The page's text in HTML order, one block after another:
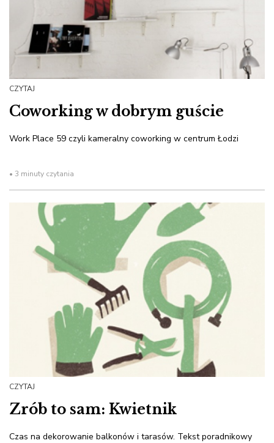
CZYTAJ
Coworking w dobrym guście
Work Place 59 czyli kameralny coworking w centrum Łodzi
• 3 minuty czytania
CZYTAJ
Zrób to sam: Kwietnik
Czas na dekorowanie balkonów i tarasów. Tekst poradnikowy